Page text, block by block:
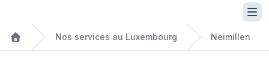
Nos services au Luxembourg Neimillen